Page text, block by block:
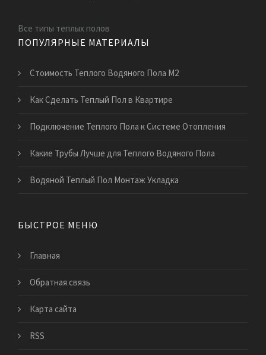
Все типы теплых полов
ПОПУЛЯРНЫЕ МАТЕРИАЛЫ
Стоимость Теплого Водяного Пола М2
Как Сделать Теплый Пол в Квартире
Подключение Теплого Пола к Системе Отопления
Какие Трубы Лучше для Теплого Водяного Пола
Водяной Теплый Пол Монтаж Укладка
БЫСТРОЕ МЕНЮ
Главная
Обратная связь
Карта сайта
RSS